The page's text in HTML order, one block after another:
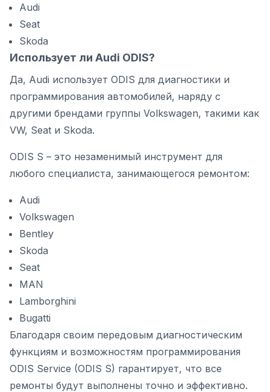
Audi
Seat
Skoda
Использует ли Audi ODIS?
Да, Audi использует ODIS для диагностики и
программирования автомобилей, наряду с
другими брендами группы Volkswagen, такими как
VW, Seat и Skoda.
ODIS S – это незаменимый инструмент для
любого специалиста, занимающегося ремонтом:
Audi
Volkswagen
Bentley
Skoda
Seat
MAN
Lamborghini
Bugatti
Благодаря своим передовым диагностическим
функциям и возможностям программирования
ODIS Service (ODIS S) гарантирует, что все
ремонты будут выполнены точно и эффективно.